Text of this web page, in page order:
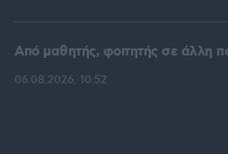
Από μαθητής, φοιτητής σε άλλη
06.08.2026, 10:52